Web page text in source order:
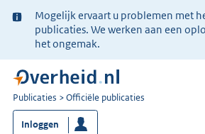
Ter
informatie:
Mogelijk ervaart u problemen met
publicaties. We werken aan een
het ongemak.
U
bent
nu
Publicaties Officiële publicaties
Inloggen